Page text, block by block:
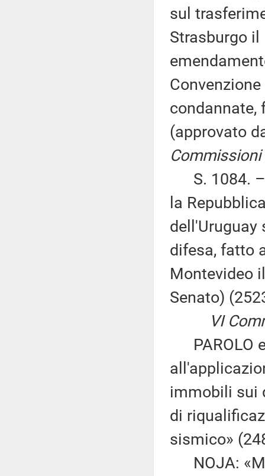
sul
Strasburgo
condannate,
(approvato
Commissioni
S. 1084. –
la
dell'Uruguay
difesa, fatto
Montevideo
Senato)
VI
PAROLO
immobili sui
di
sismico»
NOJA: